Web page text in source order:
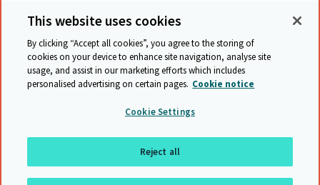
© Cambridge University Press & Assessment
Termini e condizioni
Protezione dei Dati
Accessibility statement Statement on modern slavery
Safeguarding policy
Mappa del sito
Ritornare all'inzio
This website uses cookies
By clicking “Accept all cookies”, you agree to the storing of
cookies on your device to enhance site navigation, analyse site
usage, and assist in our marketing efforts which includes
personalised advertising on certain pages. Cookie notice
Cookie Settings
Reject all